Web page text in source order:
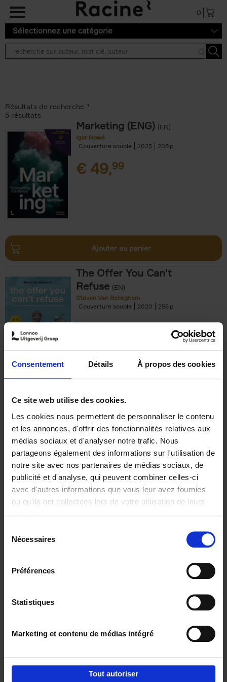
Consentement Détails À propos des cookies
Ce site web utilise des cookies.
Les cookies nous permettent de personnaliser le contenu
et les annonces, d'offrir des fonctionnalités relatives aux
médias sociaux et d'analyser notre trafic. Nous
partageons également des informations sur l'utilisation de
notre site avec nos partenaires de médias sociaux, de
publicité et d'analyse, qui peuvent combiner celles-ci
avec d'autres informations que vous leur avez fournies
ou qu'ils ont collectées lors de votre utilisation de leurs
Nécessaires
Préférences
Statistiques
Marketing et contenu de médias intégré
Tout autoriser
Aller au contenu principal
0
Sélectionnez une catégorie
Résultats de recherche ''
5 résultats
Marketing (ENG) (EN)
Igor Nowé
Couverture souple
2025 208
€ 49,99
Ajouter au panier
The Offer You Can't
Refuse (EN)
Steven Van Belleghem
Couverture souple
2020 256
€37,50
Building Bonds = Building
Business
Jochen Roef Jozefien De Feyter
Carolien Boom
Couverture souple
2025 200
€29,99
Digital marketing like a PRO -
completely revised edition (EN)